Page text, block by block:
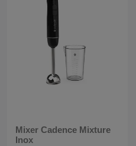
Mixer Cadence Mixture
Inox
Processadores
Panelas Elétricas